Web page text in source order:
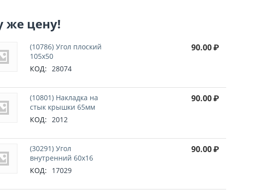
же цену!
(10786) Угол плоский
105х50
КОД: 28074
90.00₽
(10801) Накладка на
стык крышки 65мм
КОД: 2012
90.00₽
(30291) Угол
внутренний 60х16
КОД:
17029
90.00₽